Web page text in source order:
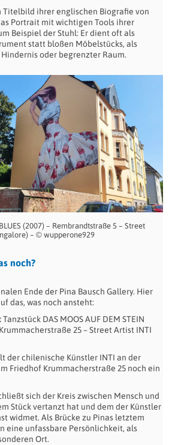
Titelbild ihrer englischen Biografie von
Portrait mit wichtigen Tools ihrer
Beispiel der Stuhl: Er dient oft als
statt bloßen Möbelstücks, als
oder begrenzter Raum.
(2007) – Rembrandtstraße 5 – Street
– © wupperone929
noch?
Ende der Pina Bausch Gallery. Hier
das, was noch ansteht:
Tanzstück DAS MOOS AUF DEM STEIN
25 – Street Artist INTI
der chilenische Künstler INTI an der
Friedhof Krummacherstraße 25 noch ein
sich der Kreis zwischen Mensch und
Stück vertanzt hat und dem der Künstler
widmet. Als Brücke zu Pinas letztem
eine unfassbare Persönlichkeit, als
Ort.